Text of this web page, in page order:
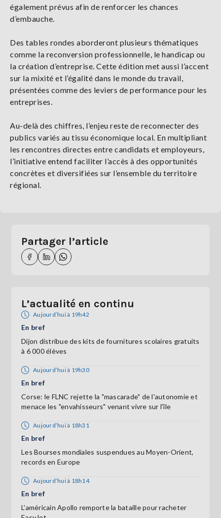
également prévus afin de renforcer les chances
d’embauche.
Des tables rondes aborderont plusieurs thématiques
comme la reconversion professionnelle, le handicap ou
la création d’entreprise. Cette édition met aussi l’accent
sur la mixité et l’égalité dans le monde du travail,
présentées comme des leviers de performance pour les
entreprises.
Au-delà des chiffres, l’enjeu reste de reconnecter des
publics variés au tissu économique local. En multipliant
les rencontres directes entre candidats et employeurs,
l’initiative entend faciliter l’accès à des opportunités
concrètes et diversifiées sur l’ensemble du territoire
régional.
Partager l’article
L’actualité en continu
Aujourd’hui à 19h42
En bref
Dijon distribue des kits de fournitures scolaires gratuits
à 6 000 élèves
Aujourd’hui à 19h30
En bref
Corse: le FLNC rejette la "mascarade" de l'autonomie et
menace les "envahisseurs" venant vivre sur l'île
Aujourd’hui à 18h31
En bref
Les Bourses mondiales suspendues au Moyen-Orient,
records en Europe
Aujourd’hui à 18h14
En bref
L'américain Apollo remporte la bataille pour racheter